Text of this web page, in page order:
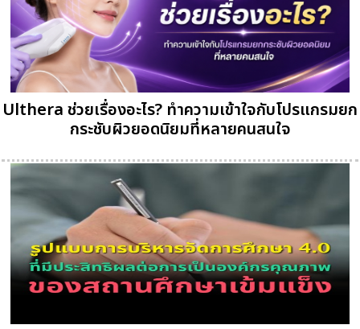
Ulthera ช่วยเรื่องอะไร? ทำความเข้าใจกับโปรแกรมยก
กระชับผิวยอดนิยมที่หลายคนสนใจ